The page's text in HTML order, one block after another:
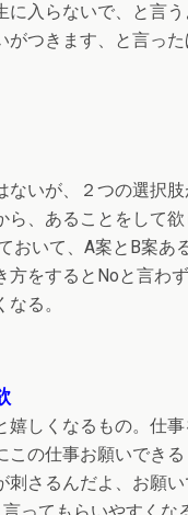
に入らないで、と言
がつきます、と言っ
ないが、２つの選択
ら、あることをして欲
おいて、A案とB案あ
方をするとNoと言わ
る。
嬉しくなるもの。仕
この仕事お願いできる
刺さるんだよ、お願